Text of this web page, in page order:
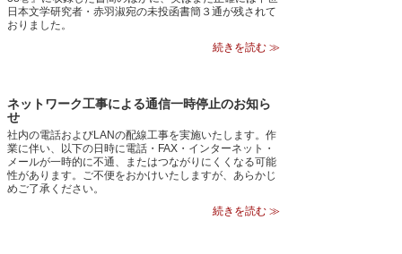
日本文学研究者・赤羽淑宛の未投函書簡３通が残されて
おりました。
続きを読む ≫
ネットワーク工事による通信一時停止のお知ら
せ
社内の電話およびLANの配線工事を実施いたします。作
業に伴い、以下の日時に電話・FAX・インターネット・
メールが一時的に不通、またはつながりにくくなる可能
性があります。ご不便をおかけいたしますが、あらかじ
めご了承ください。
続きを読む ≫